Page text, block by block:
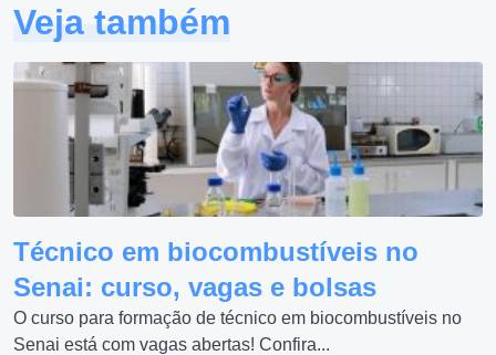
Veja também
Técnico em biocombustíveis no
Senai: curso, vagas e bolsas
O curso para formação de técnico em biocombustíveis no
Senai está com vagas abertas! Confira...